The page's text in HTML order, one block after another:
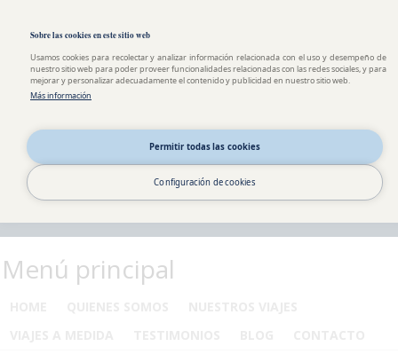
Sobre las cookies en este sitio web
Usamos cookies para recolectar y analizar información relacionada con el uso y desempeño de
nuestro sitio web para poder proveer funcionalidades relacionadas con las redes sociales, y para
mejorar y personalizar adecuadamente el contenido y publicidad en nuestro sitio web.
Más información
Permitir todas las cookies
Configuración de cookies
Menú principal